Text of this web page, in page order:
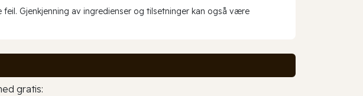
Gjenkjenning av ingredienser og tilsetninger kan også være
gratis: